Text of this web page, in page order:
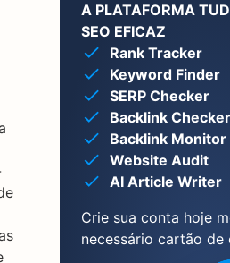
A PLATAFORMA
SEO EFICAZ
Rank Tracker
Keyword Finder
SERP Checker
Backlink Checker
Backlink Monitor
Website Audit
AI Article Writer
Crie sua conta hoje
necessário cartão de